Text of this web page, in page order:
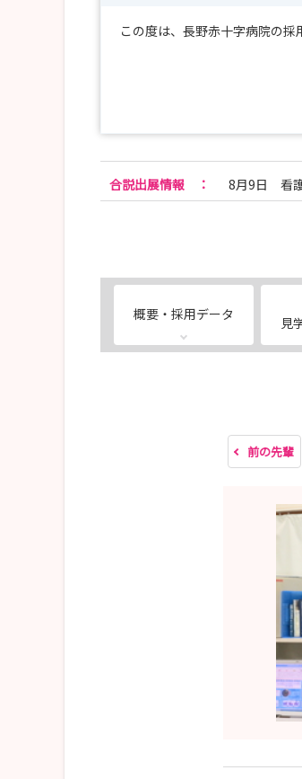
この度は、長野赤十字病院の
●５回目 〈応募締切〉令和８
〈選考日〉 令和８年
★インターンシップのご参加随
★説明会につきましては以下の
〈令和8年WEB説明会日程〉
・ 8月21日（金） 17：30～
・ 9月25日（金） 17：30～
・12月17日（木） 17：30～
詳細・お申し込みは「説明会
～最新情報をチェックしてい
合説出展情報 ： 8月9日 看
概要・採用データ
見
前の先輩